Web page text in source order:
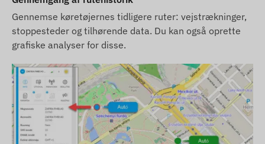
- opdateringen af data relateret til disse på vores
hjemmeside finder sted efter detektering og
evaluering af ændringerne.
Gennemse køretøjernes tidligere ruter: vejstrækninger,
stoppesteder og tilhørende data. Du kan også oprette
grafiske analyser for disse.